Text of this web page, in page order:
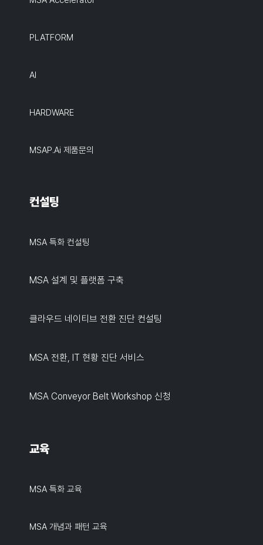
PLATFORM
AI
HARDWARE
MSAP.ai 제품문의
컨설팅
MSA 특화 컨설팅
MSA 설계 및 플랫폼 구축
클라우드 네이티브 전환 진단 컨설팅
MSA 전환, IT 현황 진단 서비스
MSA Conveyor Belt Workshop 신청
교육
MSA 특화 교육
MSA 개념과 패턴 교육